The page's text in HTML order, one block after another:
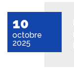
10
octobre
2025